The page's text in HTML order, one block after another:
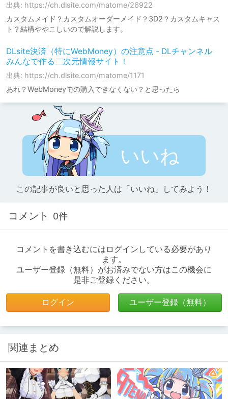
出典: https://ch.dlsite.com/matome/26922
カスタムメイド？カスタムオーダーメイド？3D2？カスタムキャス
ト？結構ややこしいので解説します。
DLsite決済（特にWebMoney）の注意点 - DLチャンネル
みんなで作る二次元情報サイト！
出典: https://ch.dlsite.com/matome/1171
あれ？WebMoneyでの購入できなくない？と思ったら
いいね
この記事が良いと思った人は「いいね」してみよう！
コメント 0件
コメントを書き込むにはログインしている必要があり
ます。
ユーザー登録（無料）がお済みでない方はこの機会に
是非ご登録ください。
ログイン ユーザー登録（無料）
関連まとめ